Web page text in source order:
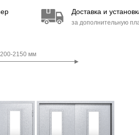
Доставка и
за дополнительную
2150 мм